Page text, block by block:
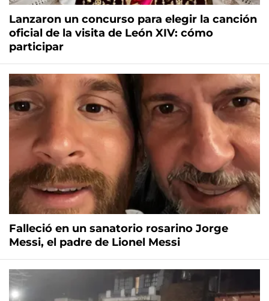
Lanzaron un concurso para elegir la canción
oficial de la visita de León XIV: cómo
participar
Falleció en un sanatorio rosarino Jorge
Messi, el padre de Lionel Messi